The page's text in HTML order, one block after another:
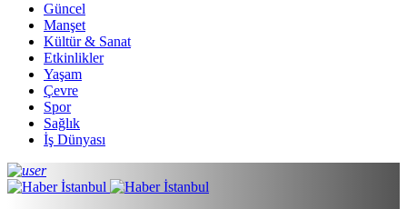
Güncel
Manşet
Kültür & Sanat
Etkinlikler
Yaşam
Çevre
Spor
Sağlık
İş Dünyası